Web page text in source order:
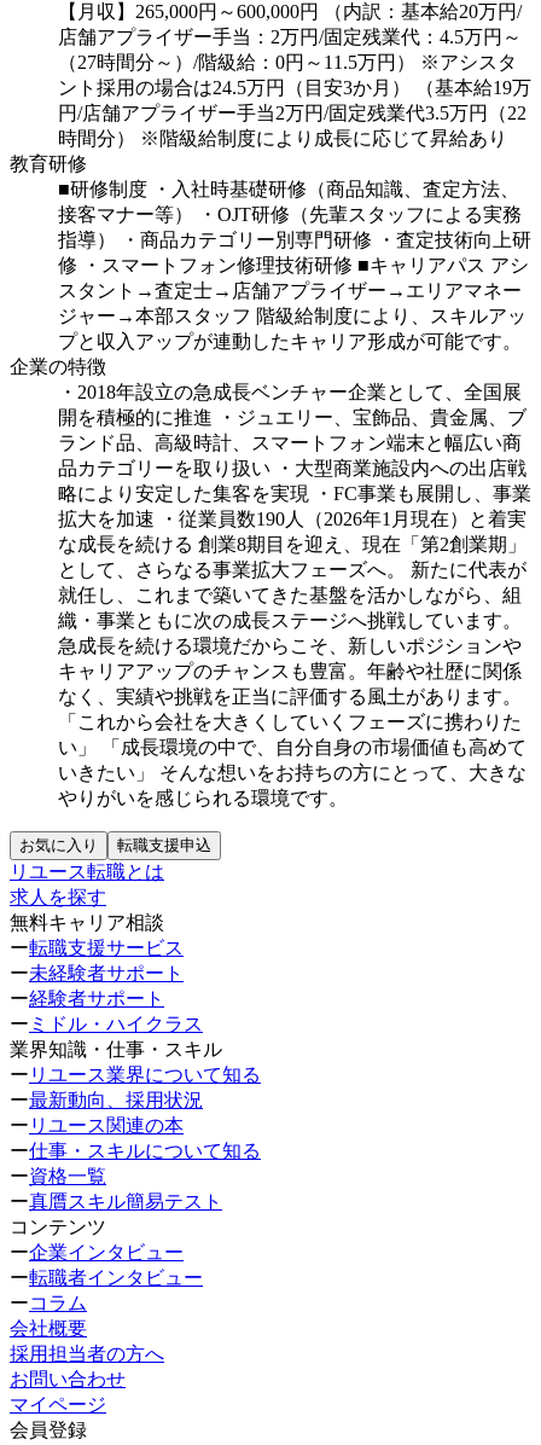
【月収】265,000円～600,000円
（内訳：基本給20万円/
店舗アプライザー手当：2万円/固定残業代：4.5万円～
（27時間分～）/階級給：0円～11.5万円）
※アシスタ
ント採用の場合は24.5万円（目安3か月）
（基本給19万
円/店舗アプライザー手当2万円/固定残業代3.5万円（22
時間分）
※階級給制度により成長に応じて昇給あり
教育研修
■研修制度
・入社時基礎研修（商品知識、査定方法、
接客マナー等）
・OJT研修（先輩スタッフによる実務
指導）
・商品カテゴリー別専門研修
・査定技術向上研
修
・スマートフォン修理技術研修 ■キャリアパス アシ
スタント→査定士→店舗アプライザー→エリアマネー
ジャー→本部スタッフ 階級給制度により、スキルアッ
プと収入アップが連動したキャリア形成が可能です。
企業の特徴
・2018年設立の急成長ベンチャー企業として、全国展
開を積極的に推進
・ジュエリー、宝飾品、貴金属、ブ
ランド品、高級時計、スマートフォン端末と幅広い商
品カテゴリーを取り扱い
・大型商業施設内への出店戦
略により安定した集客を実現
・FC事業も展開し、事業
拡大を加速
・従業員数190人（2026年1月現在）と着実
な成長を続ける 創業8期目を迎え、現在「第2創業期」
として、さらなる事業拡大フェーズへ。
新たに代表が
就任し、これまで築いてきた基盤を活かしながら、組
織・事業ともに次の成長ステージへ挑戦しています。
急成長を続ける環境だからこそ、新しいポジションや
キャリアアップのチャンスも豊富。年齢や社歴に関係
なく、実績や挑戦を正当に評価する風土があります。
「これから会社を大きくしていくフェーズに携わりた
い」
「成長環境の中で、自分自身の市場価値も高めて
いきたい」
そんな想いをお持ちの方にとって、大きな
やりがいを感じられる環境です。
お気に入り 転職支援申込
リユース転職とは
求人を探す
無料キャリア相談
ー転職支援サービス
ー未経験者サポート
ー経験者サポート
ー ミドル・ハイクラス
業界知識・仕事・スキル
ー リユース業界について知る
ー最新動向、採用状況
ー リユース関連の本
ー仕事・スキルについて知る
ー資格一覧
ー真贋スキル簡易テスト
コンテンツ
ー企業インタビュー
ー転職者インタビュー
ーコラム
会社概要
採用担当者の方へ
お問い合わせ
マイページ
会員登録